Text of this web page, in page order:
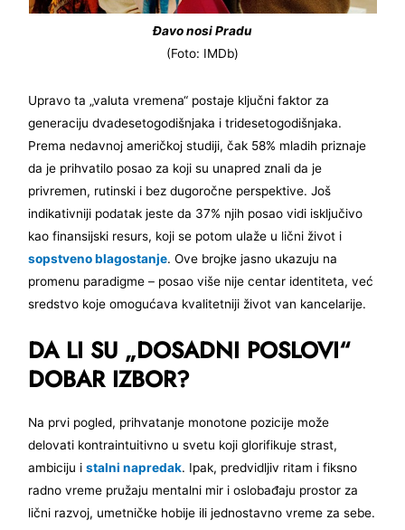
Đavo nosi Pradu
(Foto: IMDb)
Upravo ta „valuta vremena“ postaje ključni faktor za
generaciju dvadesetogodišnjaka i tridesetogodišnjaka.
Prema nedavnoj američkoj studiji, čak 58% mladih priznaje
da je prihvatilo posao za koji su unapred znali da je
privremen, rutinski i bez dugoročne perspektive. Još
indikativniji podatak jeste da 37% njih posao vidi isključivo
kao finansijski resurs, koji se potom ulaže u lični život i
sopstveno blagostanje. Ove brojke jasno ukazuju na
promenu paradigme – posao više nije centar identiteta, već
sredstvo koje omogućava kvalitetniji život van kancelarije.
DA LI SU „DOSADNI POSLOVI“
DOBAR IZBOR?
Na prvi pogled, prihvatanje monotone pozicije može
delovati kontraintuitivno u svetu koji glorifikuje strast,
ambiciju istalni napredak. Ipak, predvidljiv ritam i fiksno
radno vreme pružaju mentalni mir i oslobađaju prostor za
lični razvoj, umetničke hobije ili jednostavno vreme za sebe.